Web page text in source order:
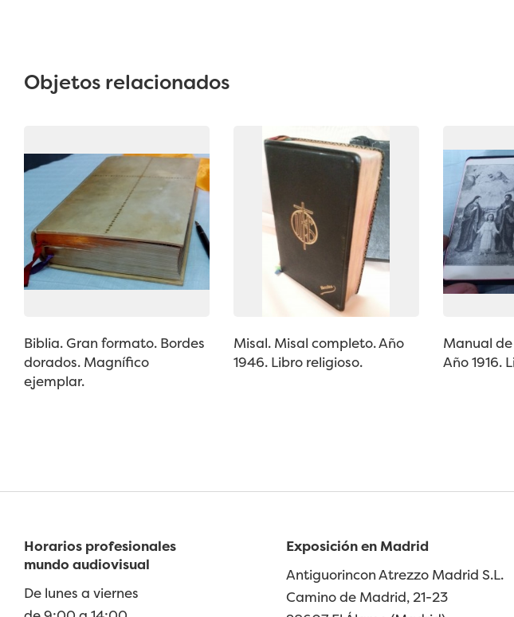
Objetos relacionados
Biblia. Gran formato. Bordes
dorados. Magnífico
ejemplar.
Misal. Misal completo. Año
1946. Libro religioso.
Manual
Año 1916.
Horarios profesionales
mundo audiovisual
De lunes a viernes
Exposición en Madrid
Antiguorincon Atrezzo Madrid S.L.
Camino de Madrid, 21-23